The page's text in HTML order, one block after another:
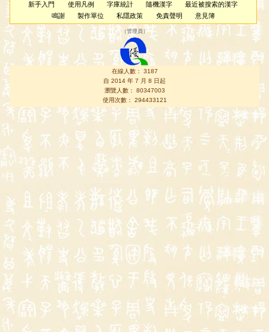
新手入門 使用凡例 字庫統計 隨機漢字
最近被搜索的漢字
鳴謝
製作單位 私隱政策 免責聲明 意見簿
（管理員 ）
在線人數： 3187
自 2014 年 7 月 8 日起
瀏覽人數： 80347003
使用次數： 294433121